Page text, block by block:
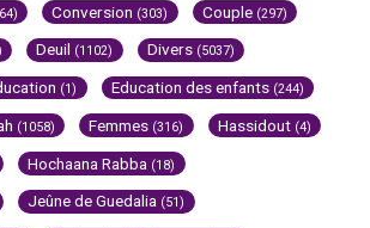
Conversion (303) Couple (297)
Deuil (1102) Divers (5037)
(1) Education des enfants (244)
(1058) Femmes (316) Hassidout (4)
Hochaana Rabba (18)
Jeûne de Guedalia (51)